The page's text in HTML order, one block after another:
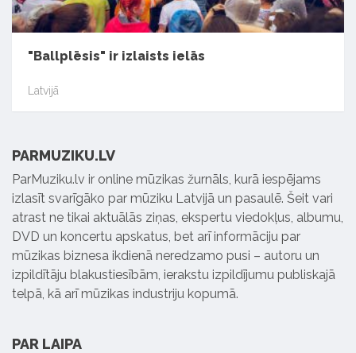
"Ballplēsis" ir izlaists ielās
Latvijā
PARMUZIKU.LV
ParMuziku.lv ir online mūzikas žurnāls, kurā iespējams
izlasīt svarīgāko par mūziku Latvijā un pasaulē. Šeit vari
atrast ne tikai aktuālās ziņas, ekspertu viedokļus, albumu,
DVD un koncertu apskatus, bet arī informāciju par
mūzikas biznesa ikdienā neredzamo pusi – autoru un
izpildītāju blakustiesībām, ierakstu izpildījumu publiskajā
telpā, kā arī mūzikas industriju kopumā.
PAR LAIPA